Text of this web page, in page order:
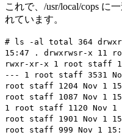
これで、/usr/local/cops に
れています。
# ls -al total 364
15:47 . drwxrwsr-x 11
rwxr-xr-x 1 root staff
--- 1 root staff 3531
root staff 1204 Nov 1
root staff 1087 Nov 1
1 root staff 1120 Nov 1
root staff 1901 Nov 1
root staff 999 Nov 1